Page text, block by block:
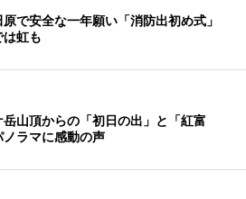
原で安全な一年願い「消防出初め式」
虹も
山頂からの「初日の出」と「紅富
ラマに感動の声